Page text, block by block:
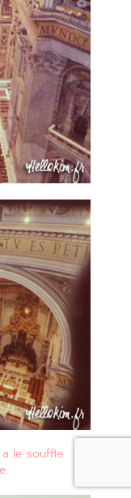
le souffle